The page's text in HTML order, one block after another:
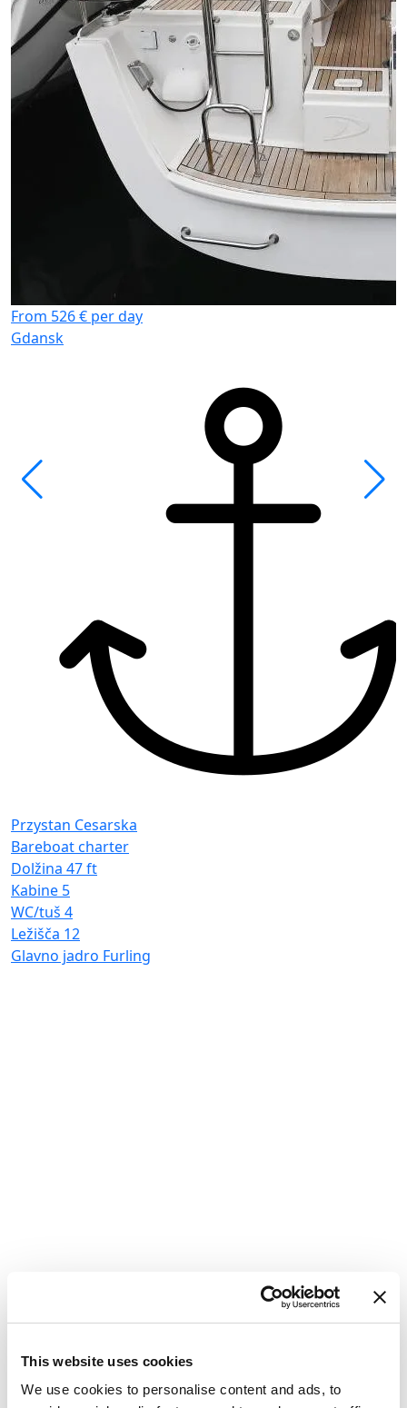
This website uses cookies
We use cookies to personalise content and ads, to
From 526 € per day
Gdansk
Przystan Cesarska
Bareboat charter
Dolžina 47 ft
Kabine 5
WC/tuš 4
Ležišča 12
Glavno jadro Furling
JadrnicaDelphia 47 Athaman
Poljska,Gdansk
Przystan Cesarska